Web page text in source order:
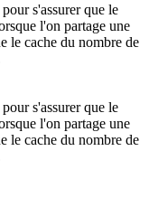
s'assurer que le
l'on partage une
le cache du nombre de
s'assurer que le
l'on partage une
le cache du nombre de